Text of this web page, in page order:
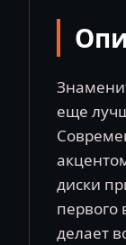
еще
диски
первого
делает